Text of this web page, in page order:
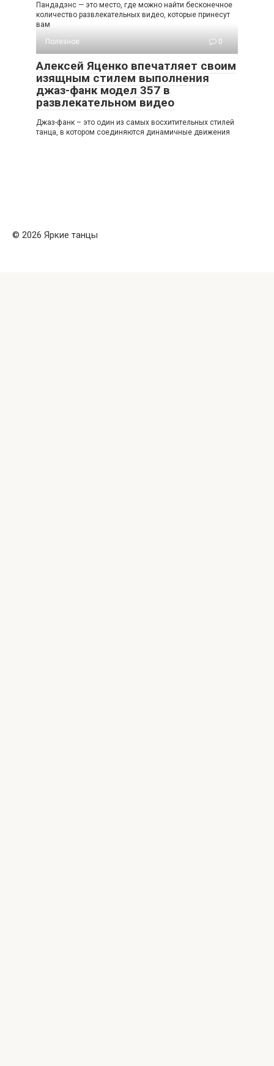
Пандадэнс — это место, где можно найти бесконечное
количество развлекательных видео, которые принесут
вам
Полезное
0
Алексей Яценко впечатляет своим
изящным стилем выполнения
джаз-фанк модел 357 в
развлекательном видео
Джаз-фанк – это один из самых восхитительных стилей
танца, в котором соединяются динамичные движения
© 2026 Яркие танцы